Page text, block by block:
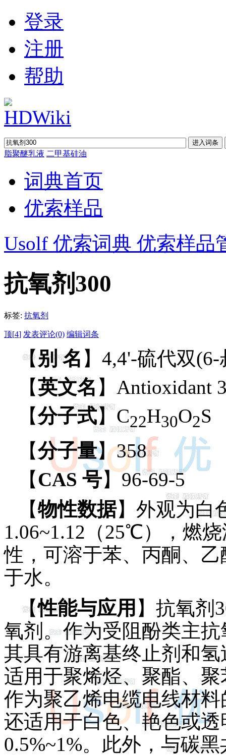
登录
注册
帮助
脂聚醚乳液 二甲基硅油
词典首页
优索样品
Usolf 优索词典 优索样品
抗氧剂300
标签: 抗氧剂
顶[4] 发表评论(0) 编辑词条
【别 名 】4,4'-硫代双
【英文名 】Antioxidant
【分子式】C22H30O2S
【分子量】358
【 CAS 号】96-69-5
【物性数据】外观为白
1.06~1.12（25℃），燃
性，可溶于苯、丙酮、
于水。
【性能与应用 】抗氧剂
氧剂。作为受阻酚类主
其具有游离基终止剂和
适用于聚烯烃、聚酯、
作为聚乙烯电缆电线材
还适用于白色、艳色或
0.5%~1%。此外，与碳